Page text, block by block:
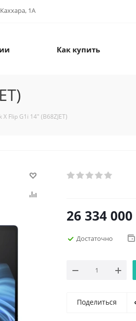
1А
Как купить
Flip G1i 14" (B68ZJET)
26 334 000
Достаточно
Поделиться